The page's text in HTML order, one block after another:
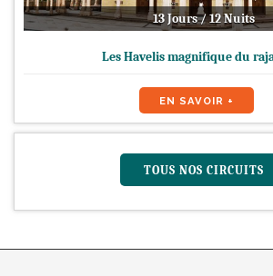
13 Jours / 12 Nuits
Les Havelis magnifique du
EN SAVOIR +
TOUS NOS CIRCUITS